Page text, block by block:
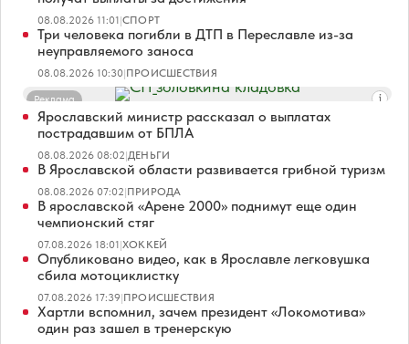
08.08.2026 11:01|СПОРТ
Три человека погибли в ДТП в Переславле из-за
неуправляемого заноса
08.08.2026 10:30|ПРОИСШЕСТВИЯ
Реклама
Ярославский министр рассказал о выплатах
пострадавшим от БПЛА
08.08.2026 08:02|ДЕНЬГИ
В Ярославской области развивается грибной туризм
08.08.2026 07:02|ПРИРОДА
В ярославской «Арене 2000» поднимут еще один
чемпионский стяг
07.08.2026 18:01|ХОККЕЙ
Опубликовано видео, как в Ярославле легковушка
сбила мотоциклистку
07.08.2026 17:39|ПРОИСШЕСТВИЯ
Хартли вспомнил, зачем президент «Локомотива»
один раз зашел в тренерскую